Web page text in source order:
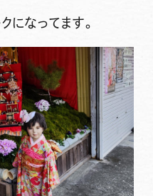
になってます。